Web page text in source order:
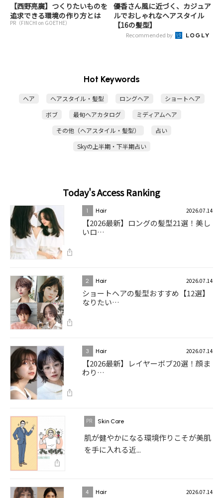
【西野亮廣】つくりたいものを
追求できる環境の作り方とは
PR（FINCHI on GOETHE）
優香さん風に近づく、カジュア
ルでおしゃれなヘアスタイル
【16の髪型】
Recommended by
Hot Keywords
ヘア ヘアスタイル・髪型 ロングヘア
ショートヘア
ボブ
最旬ヘアカタログ
ミディアムヘア
その他（ヘアスタイル・髪型）
占い
Skyの上半期・下半期占い
Today's Access Ranking
1 Hair 2026.07.14
【2026最新】ロングの髪型21選！美し
いロ…
2 Hair 2026.07.14
ショートヘアの髪型おすすめ【12選】
なりたい…
3 Hair 2026.07.14
【2026最新】レイヤーボブ20選！顔ま
わり…
Skin Care
肌が健やかになる環境作りこそが美肌
を手に入れる近...
4 Hair 2026.07.14